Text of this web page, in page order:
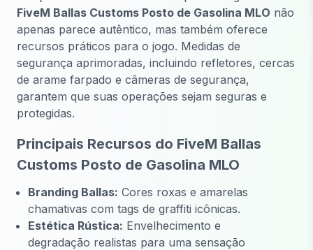
FiveM Ballas Customs Posto de Gasolina MLO não
apenas parece autêntico, mas também oferece
recursos práticos para o jogo. Medidas de
segurança aprimoradas, incluindo refletores, cercas
de arame farpado e câmeras de segurança,
garantem que suas operações sejam seguras e
protegidas.
Principais Recursos do FiveM Ballas
Customs Posto de Gasolina MLO
Branding Ballas: Cores roxas e amarelas
chamativas com tags de graffiti icônicas.
Estética Rústica: Envelhecimento e
degradação realistas para uma sensação